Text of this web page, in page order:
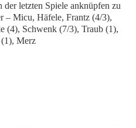
letzten Spiele anknüpfen zu
– Micu, Häfele, Frantz (4/3),
(4), Schwenk (7/3), Traub (1),
Merz